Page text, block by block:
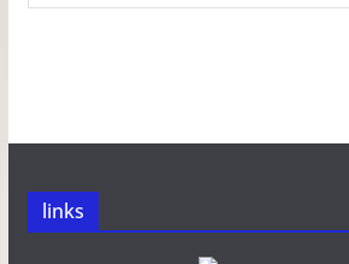
links